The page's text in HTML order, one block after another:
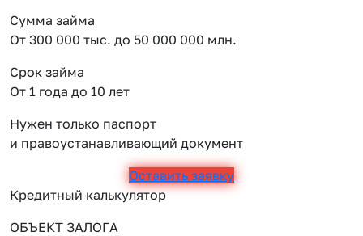
Сумма займа
От 300 000 тыс. до 50 000 000 млн.
Срок займа
От 1 года до 10 лет
Нужен только паспорт
и правоустанавливающий документ
Оставить заявку
Кредитный калькулятор
ОБЪЕКТ ЗАЛОГА